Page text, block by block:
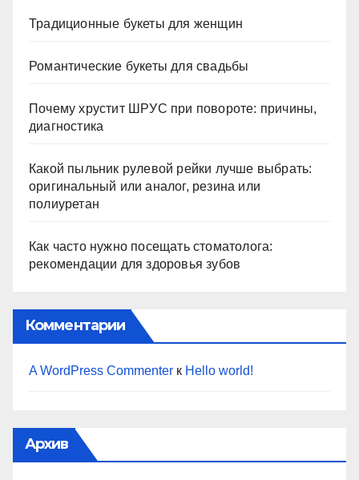
Традиционные букеты для женщин
Романтические букеты для свадьбы
Почему хрустит ШРУС при повороте: причины,
диагностика
Какой пыльник рулевой рейки лучше выбрать:
оригинальный или аналог, резина или
полиуретан
Как часто нужно посещать стоматолога:
рекомендации для здоровья зубов
Комментарии
A WordPress Commenter к Hello world!
Архив